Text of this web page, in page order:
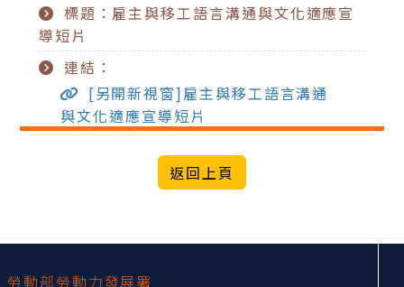
標題：雇主與移工語言溝通與文化適應宣
導短片
連結：
[另開新視窗]雇主與移工語言溝通
與文化適應宣導短片
勞動部勞動力發展署